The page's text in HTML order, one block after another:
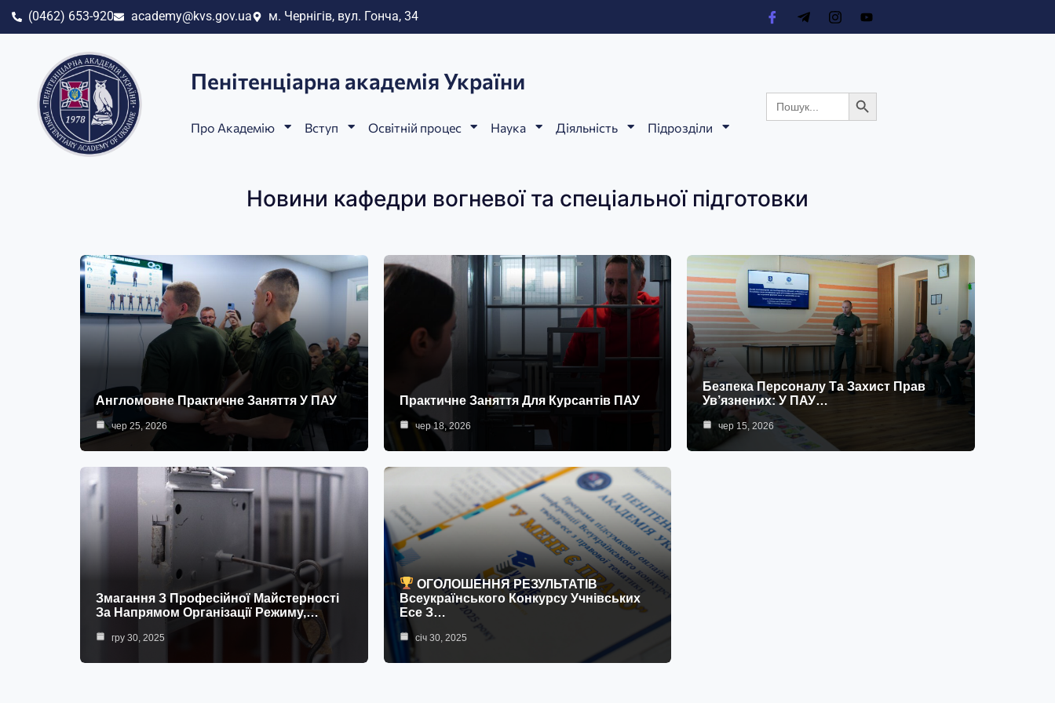
(0462) 653-920 academy@kvs.gov.ua м. Чернігів, вул. Гонча, 34
Пенітенціарна академія України
Про Академію Вступ Освітній процес Наука Діяльність Підрозділи
Search
for:
Search Button
Новини кафедри вогневої та спеціальної підготовки
Англомовне Практичне Заняття У ПАУ
чер 25, 2026
Практичне Заняття Для Курсантів ПАУ
чер 18, 2026
Безпека Персоналу Та Захист Прав
Ув’язнених: У ПАУ…
чер 15, 2026
Змагання З Професійної Майстерності
За Напрямом Організації Режиму,…
гру 30, 2025
ОГОЛОШЕННЯ РЕЗУЛЬТАТІВ
Всеукраїнського Конкурсу Учнівських
Есе З…
січ 30, 2025